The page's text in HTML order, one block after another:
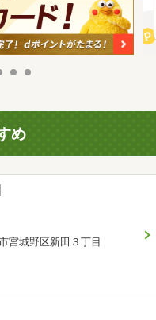
め
宮城野区新田３丁目